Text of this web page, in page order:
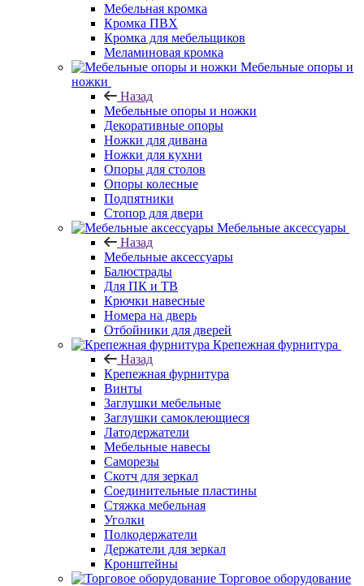
Мебельная кромка
Кромка ПВХ
Кромка для мебельщиков
Меламиновая кромка
Мебельные опоры и
ножки
Назад
Мебельные опоры и ножки
Декоративные опоры
Ножки для дивана
Ножки для кухни
Опоры для столов
Опоры колесные
Подпятники
Стопор для двери
Мебельные аксессуары
Назад
Мебельные аксессуары
Балюстрады
Для ПК и ТВ
Крючки навесные
Номера на дверь
Отбойники для дверей
Крепежная фурнитура
Назад
Крепежная фурнитура
Винты
Заглушки мебельные
Заглушки самоклеющиеся
Латодержатели
Мебельные навесы
Саморезы
Скотч для зеркал
Соединительные пластины
Стяжка мебельная
Уголки
Полкодержатели
Держатели для зеркал
Кронштейны
Торговое оборудование